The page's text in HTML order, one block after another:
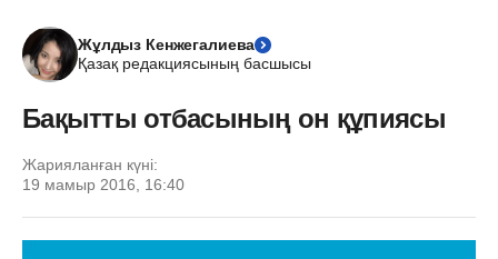
Жұлдыз Кенжегалиева
Қазақ редакциясының басшысы
Бақытты отбасының он құпиясы
Жарияланған күні:
19 мамыр 2016, 16:40